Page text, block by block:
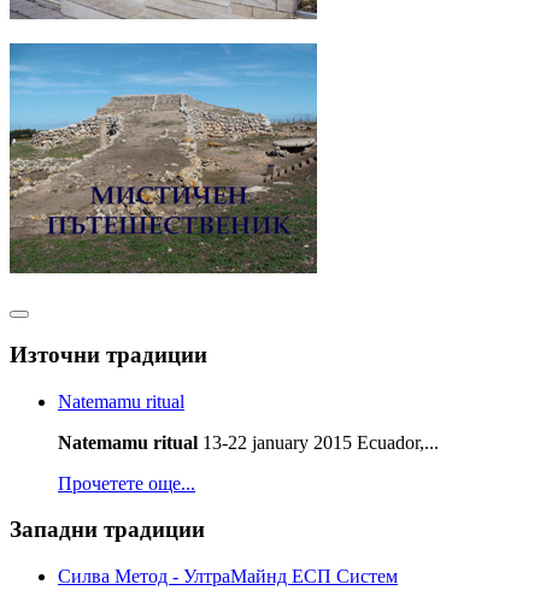
Източни традиции
Natemamu ritual
Natemamu ritual 13-22 january 2015 Ecuador,...
Прочетете още...
Западни традиции
Силва Метод - УлтраМайнд ЕСП Систем